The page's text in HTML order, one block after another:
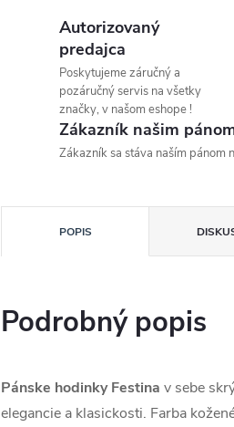
Autorizovaný
predajca
Poskytujeme záručný a
pozáručný servis na všetky
značky, v našom eshope !
Zákazník našim
Zákazník sa stáva naším pánom
POPIS
Podrobný popis
Pánske hodinky Festina v sebe
elegancie a klasickosti. Farba